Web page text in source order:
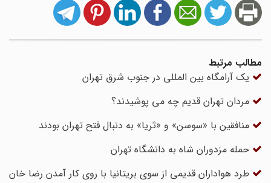
مطالب مرتبط
یک آرامگاه بین المللی در جنوب شرق تهران
مردان تهران قدیم چه می پوشیدند؟
منافقین با «سوسن» و «ثریا» به دنبال فتح تهران بودند
حمله مزدوران شاه به دانشگاه تهران‌
طرد هواداران قدیمی از سوی بریتانیا با روی کار آمدن رضا خان